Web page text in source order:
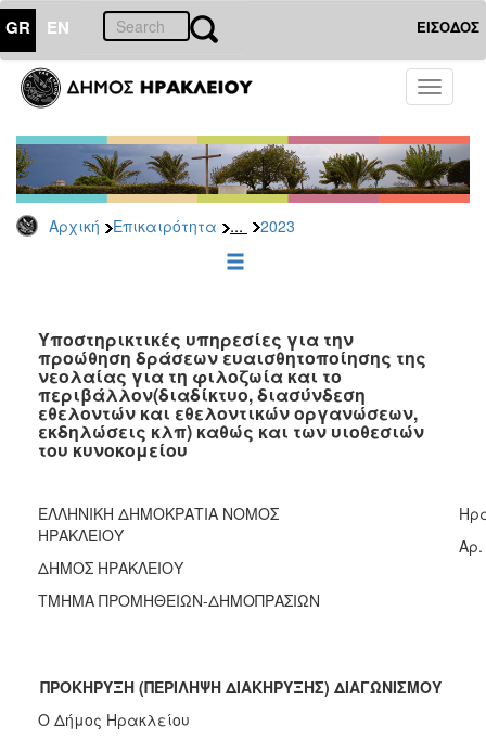
GR EN ΕΙΣΟΔΟΣ
Toggle
Αρχική Επικαιρότητα ... 2023
ΕΠΙΚΑΙΡΟΤΗΤΑ
-
Δημοπρασίες
Αρχείο
2026
2022
2021
2020
2019
2017
ΔΗΜΟΤΗΣ
Υποστηρικτικές υπηρεσίες για την
προώθηση δράσεων ευαισθητοποίησης της
νεολαίας για τη φιλοζωία και το
περιβάλλον(διαδίκτυο, διασύνδεση
εθελοντών και εθελοντικών οργανώσεων,
εκδηλώσεις κλπ) καθώς και των υιοθεσιών
του κυνοκομείου
ΕΛΛΗΝΙΚΗ ΔΗΜΟΚΡΑΤΙΑ ΝΟΜΟΣ
ΗΡΑΚΛΕΙΟΥ
ΔΗΜΟΣ ΗΡΑΚΛΕΙΟΥ
ΤΜΗΜΑ ΠΡΟΜΗΘΕΙΩΝ-ΔΗΜΟΠΡΑΣΙΩΝ
ΠΡΟΚΗΡΥΞΗ (ΠΕΡΙΛΗΨΗ ΔΙΑΚΗΡΥΞΗΣ) ΔΙΑΓΩΝΙΣΜΟΥ
Ο Δήμος Ηρακλείου